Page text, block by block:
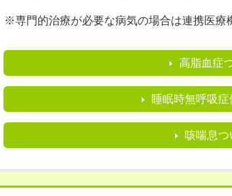
※専門的治療が必要な病気の場合は連携医療
高脂血症
睡眠時無呼吸症
咳喘息つ